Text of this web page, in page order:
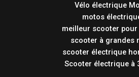
Vélo électrique
motos
meilleur scooter
scooter à grandes
scooter électrique
Scooter électrique à